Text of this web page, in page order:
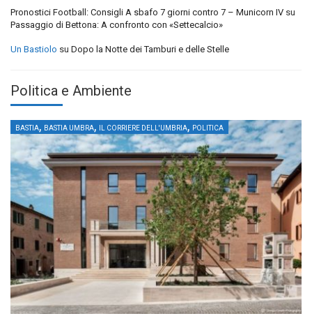
Pronostici Football: Consigli A sbafo 7 giorni contro 7 – Municorn IV su
Passaggio di Bettona: A confronto con «Settecalcio»
Un Bastiolo su Dopo la Notte dei Tamburi e delle Stelle
Politica e Ambiente
BASTIA, BASTIA UMBRA, IL CORRIERE DELL'UMBRIA, POLITICA